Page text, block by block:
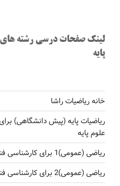
لینک صفحات درسی رشته های
پایه
خانه ریاضیات راشا
ریاضیات پایه (پیش دانشگاهی)
علوم پایه
ریاضی (عمومی)1 برای کارشناسی فنی و غلوم پایه
ریاضی (عمومی)2 برای کارشناسی فنی و غلوم پایه